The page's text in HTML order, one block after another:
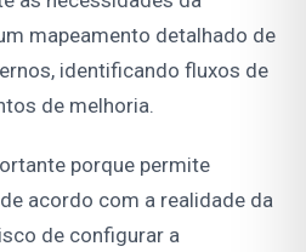
mapeamento detalhado de
identificando fluxos de
de melhoria.
porque permite
acordo com a realidade da
de configurar a